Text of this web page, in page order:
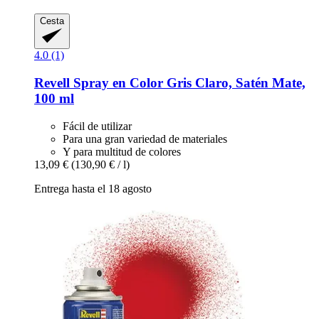
Cesta
4.0 (1)
Revell Spray en Color Gris Claro, Satén Mate,
100 ml
Fácil de utilizar
Para una gran variedad de materiales
Y para multitud de colores
13,09 € (130,90 € / l)
Entrega hasta el 18 agosto